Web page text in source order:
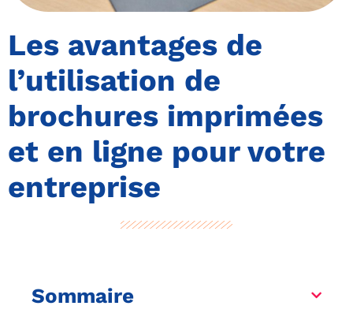
Les avantages de
l’utilisation de
brochures imprimées
et en ligne pour votre
entreprise
Sommaire